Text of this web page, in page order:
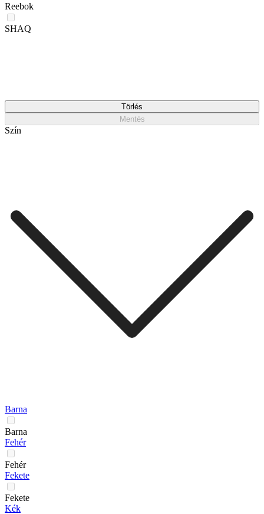
Reebok
SHAQ
Törlés
Mentés
Szín
Barna
Barna
Fehér
Fehér
Fekete
Fekete
Kék